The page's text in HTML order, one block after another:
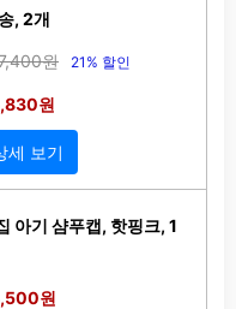
, 2개
원 21% 할인
원
세 보기
아기 샴푸캡, 핫핑크, 1
원